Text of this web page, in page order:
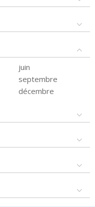
juin
septembre
décembre